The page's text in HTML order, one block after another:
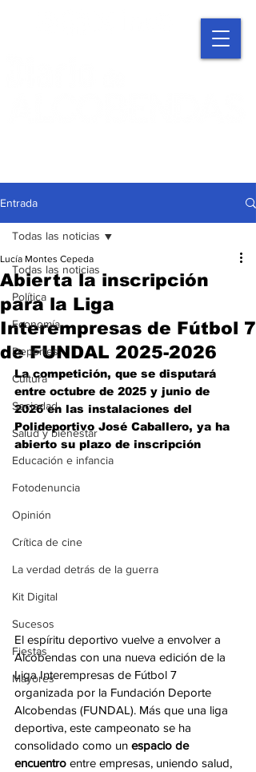
Entrada
Todas las noticias
Política
Economía
Deportes
Cultura
Sociedad
Salud y bienestar
Educación e infancia
Fotodenuncia
Opinión
Crítica de cine
La verdad detrás de la guerra
Kit Digital
Sucesos
Fiestas
Mayores
Todas las noticias
Abierta la inscripción
para la Liga
Interempresas de Fútbol 7
de FUNDAL 2025-2026
Lucía Montes Cepeda
La competición, que se disputará
entre octubre de 2025 y junio de
2026 en las instalaciones del
Polideportivo José Caballero, ya ha
abierto su plazo de inscripción
El espíritu deportivo vuelve a envolver a
Alcobendas con una nueva edición de la
Liga Interempresas de Fútbol 7
organizada por la Fundación Deporte
Alcobendas (FUNDAL). Más que una liga
deportiva, este campeonato se ha
consolidado como un espacio de
encuentro entre empresas, uniendo salud,